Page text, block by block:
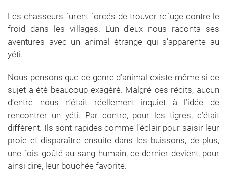
Les chasseurs furent forcés de trouver refuge contre le
froid dans les villages. L’un d’eux nous raconta ses
aventures avec un animal étrange qui s’apparente au
yéti.
Nous pensons que ce genre d’animal existe même si ce
sujet a été beaucoup exagéré. Malgré ces récits, aucun
d’entre nous n’était réellement inquiet à l’idée de
rencontrer un yéti. Par contre, pour les tigres, c’était
différent. Ils sont rapides comme l’éclair pour saisir leur
proie et disparaître ensuite dans les buissons, de plus,
une fois goûté au sang humain, ce dernier devient, pour
ainsi dire, leur bouchée favorite.